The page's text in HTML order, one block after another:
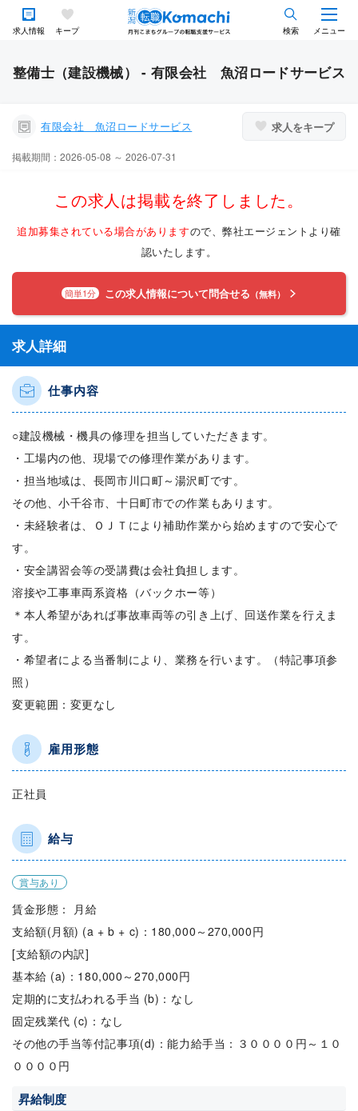
求人情報 キープ 検索 メニュー
整備士（建設機械） - 有限会社 魚沼ロードサービス
有限会社 魚沼ロードサービス 求人をキープ
掲載期間：2026-05-08 ～ 2026-07-31
この求人は掲載を終了しました。
追加募集されている場合がありますので、弊社エージェントより確
認いたします。
簡単1分 この求人情報について問合せる （無料）
求人詳細
仕事内容
○建設機械・機具の修理を担当していただきます。
・工場内の他、現場での修理作業があります。
・担当地域は、長岡市川口町～湯沢町です。
その他、小千谷市、十日町市での作業もあります。
・未経験者は、ＯＪＴにより補助作業から始めますので安心で
す。
・安全講習会等の受講費は会社負担します。
溶接や工事車両系資格（バックホー等）
＊本人希望があれば事故車両等の引き上げ、回送作業を行えま
す。
・希望者による当番制により、業務を行います。（特記事項参
照）
変更範囲：変更なし
雇用形態
正社員
給与
賞与あり
賃金形態： 月給
支給額(月額) (a + b + c)：180,000～270,000円
[支給額の内訳]
基本給 (a)：180,000～270,000円
定期的に支払われる手当 (b)：なし
固定残業代 (c)：なし
その他の手当等付記事項(d)：能力給手当：３００００円～１０
００００円
昇給制度